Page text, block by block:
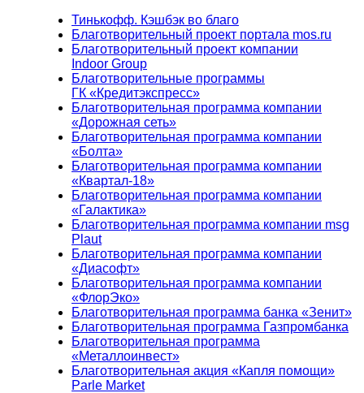
Тинькофф. Кэшбэк во благо
Благотворительный проект портала mos.ru
Благотворительный проект компании
Indoor Group
Благотворительные программы
ГК «Кредитэкспресс»
Благотворительная программа компании
«Дорожная сеть»
Благотворительная программа компании
«Болта»
Благотворительная программа компании
«Квартал-18»
Благотворительная программа компании
«Галактика»
Благотворительная программа компании msg
Plaut
Благотворительная программа компании
«Диасофт»
Благотворительная программа компании
«ФлорЭко»
Благотворительная программа банка «Зенит»
Благотворительная программа Газпромбанка
Благотворительная программа
«Металлоинвест»
Благотворительная акция «Капля помощи»
Parle Market